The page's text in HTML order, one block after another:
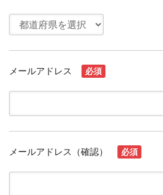
メールアドレス 必須
メールアドレス（確認） 必須